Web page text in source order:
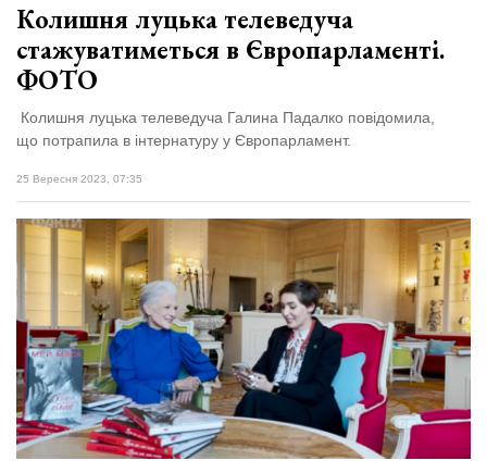
Колишня луцька телеведуча
стажуватиметься в Європарламенті.
ФОТО
Колишня луцька телеведуча Галина Падалко повідомила,
що потрапила в інтернатуру у Європарламент.
25 Вересня 2023, 07:35